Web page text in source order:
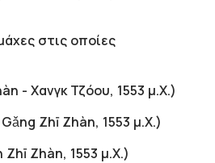
στις οποίες
- Χανγκ Τζόου, 1553 μ.Χ.)
Zhī Zhàn, 1553 μ.Χ.)
Zhī Zhàn, 1553 μ.Χ.)